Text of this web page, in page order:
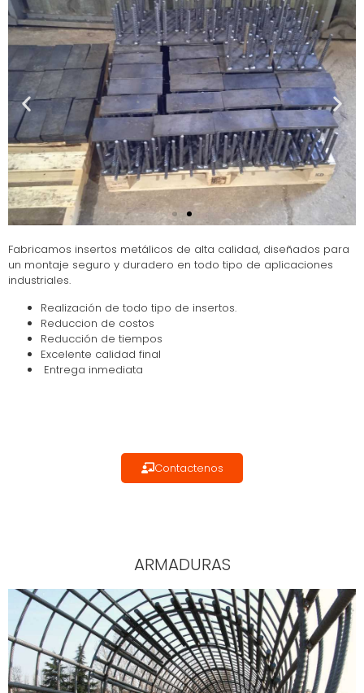
Fabricamos insertos metálicos de alta calidad, diseñados para
un montaje seguro y duradero en todo tipo de aplicaciones
industriales.
Realización de todo tipo de insertos.
Reduccion de costos
Reducción de tiempos
Excelente calidad final
Entrega inmediata
Contactenos
ARMADURAS